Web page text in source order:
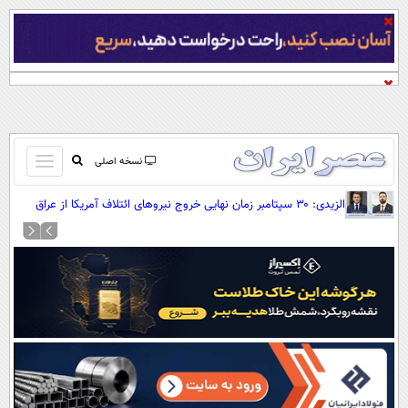
نسخه اصلی
باز
و
بسته
کردن
صفحه اول
آرشیو
نظرسنجی
آب و هوا
اوقات شرعی
سواد زندگی
الزیدی: ۳۰ سپتامبر زمان نهایی خروج نیروهای ائتلاف آمریکا از عراق